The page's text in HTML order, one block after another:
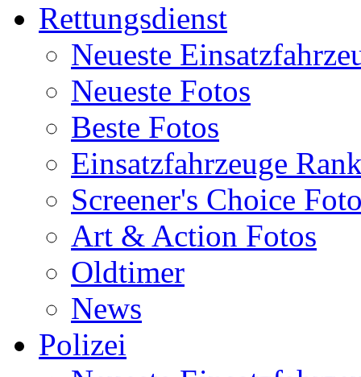
Rettungsdienst
Neueste
Neueste Fotos
Beste Fotos
Einsatzfahrzeuge
Screener's Choice
Art & Action Fotos
Oldtimer
News
Polizei